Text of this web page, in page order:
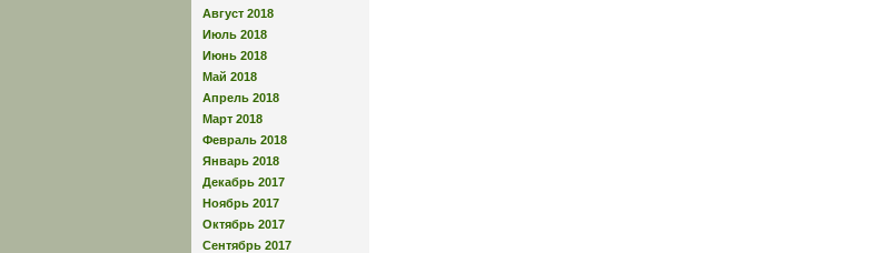
Август 2018
Июль 2018
Июнь 2018
Май 2018
Апрель 2018
Март 2018
Февраль 2018
Январь 2018
Декабрь 2017
Ноябрь 2017
Октябрь 2017
Сентябрь 2017